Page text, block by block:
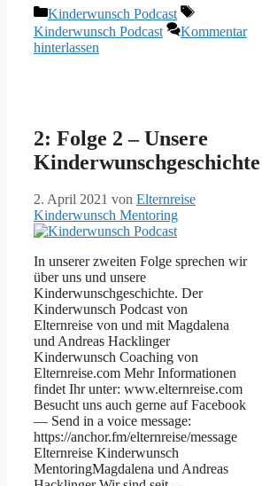
Kategorien
Kinderwunsch Podcast
Schlagwörter
Kinderwunsch Podcast
Kommentar
hinterlassen
2: Folge 2 – Unsere
Kinderwunschgeschichte
2. April 2021 von Elternreise
Kinderwunsch Mentoring
In unserer zweiten Folge sprechen wir
über uns und unsere
Kinderwunschgeschichte. Der
Kinderwunsch Podcast von
Elternreise von und mit Magdalena
und Andreas Hacklinger
Kinderwunsch Coaching von
Elternreise.com Mehr Informationen
findet Ihr unter: www.elternreise.com
Besucht uns auch gerne auf Facebook
— Send in a voice message:
https://anchor.fm/elternreise/message
Elternreise Kinderwunsch
MentoringMagdalena und Andreas